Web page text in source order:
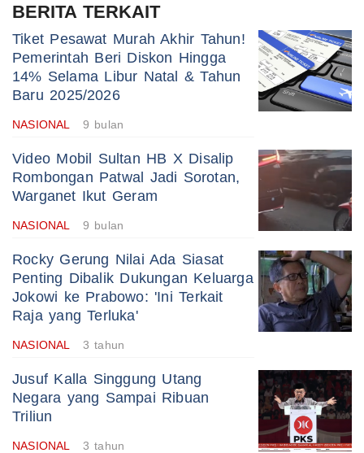
BERITA TERKAIT
Tiket Pesawat Murah Akhir Tahun!
Pemerintah Beri Diskon Hingga
14% Selama Libur Natal & Tahun
Baru 2025/2026
NASIONAL 9 bulan
Video Mobil Sultan HB X Disalip
Rombongan Patwal Jadi Sorotan,
Warganet Ikut Geram
NASIONAL 9 bulan
Rocky Gerung Nilai Ada Siasat
Penting Dibalik Dukungan Keluarga
Jokowi ke Prabowo: 'Ini Terkait
Raja yang Terluka'
NASIONAL 3 tahun
Jusuf Kalla Singgung Utang
Negara yang Sampai Ribuan
Triliun
NASIONAL 3 tahun